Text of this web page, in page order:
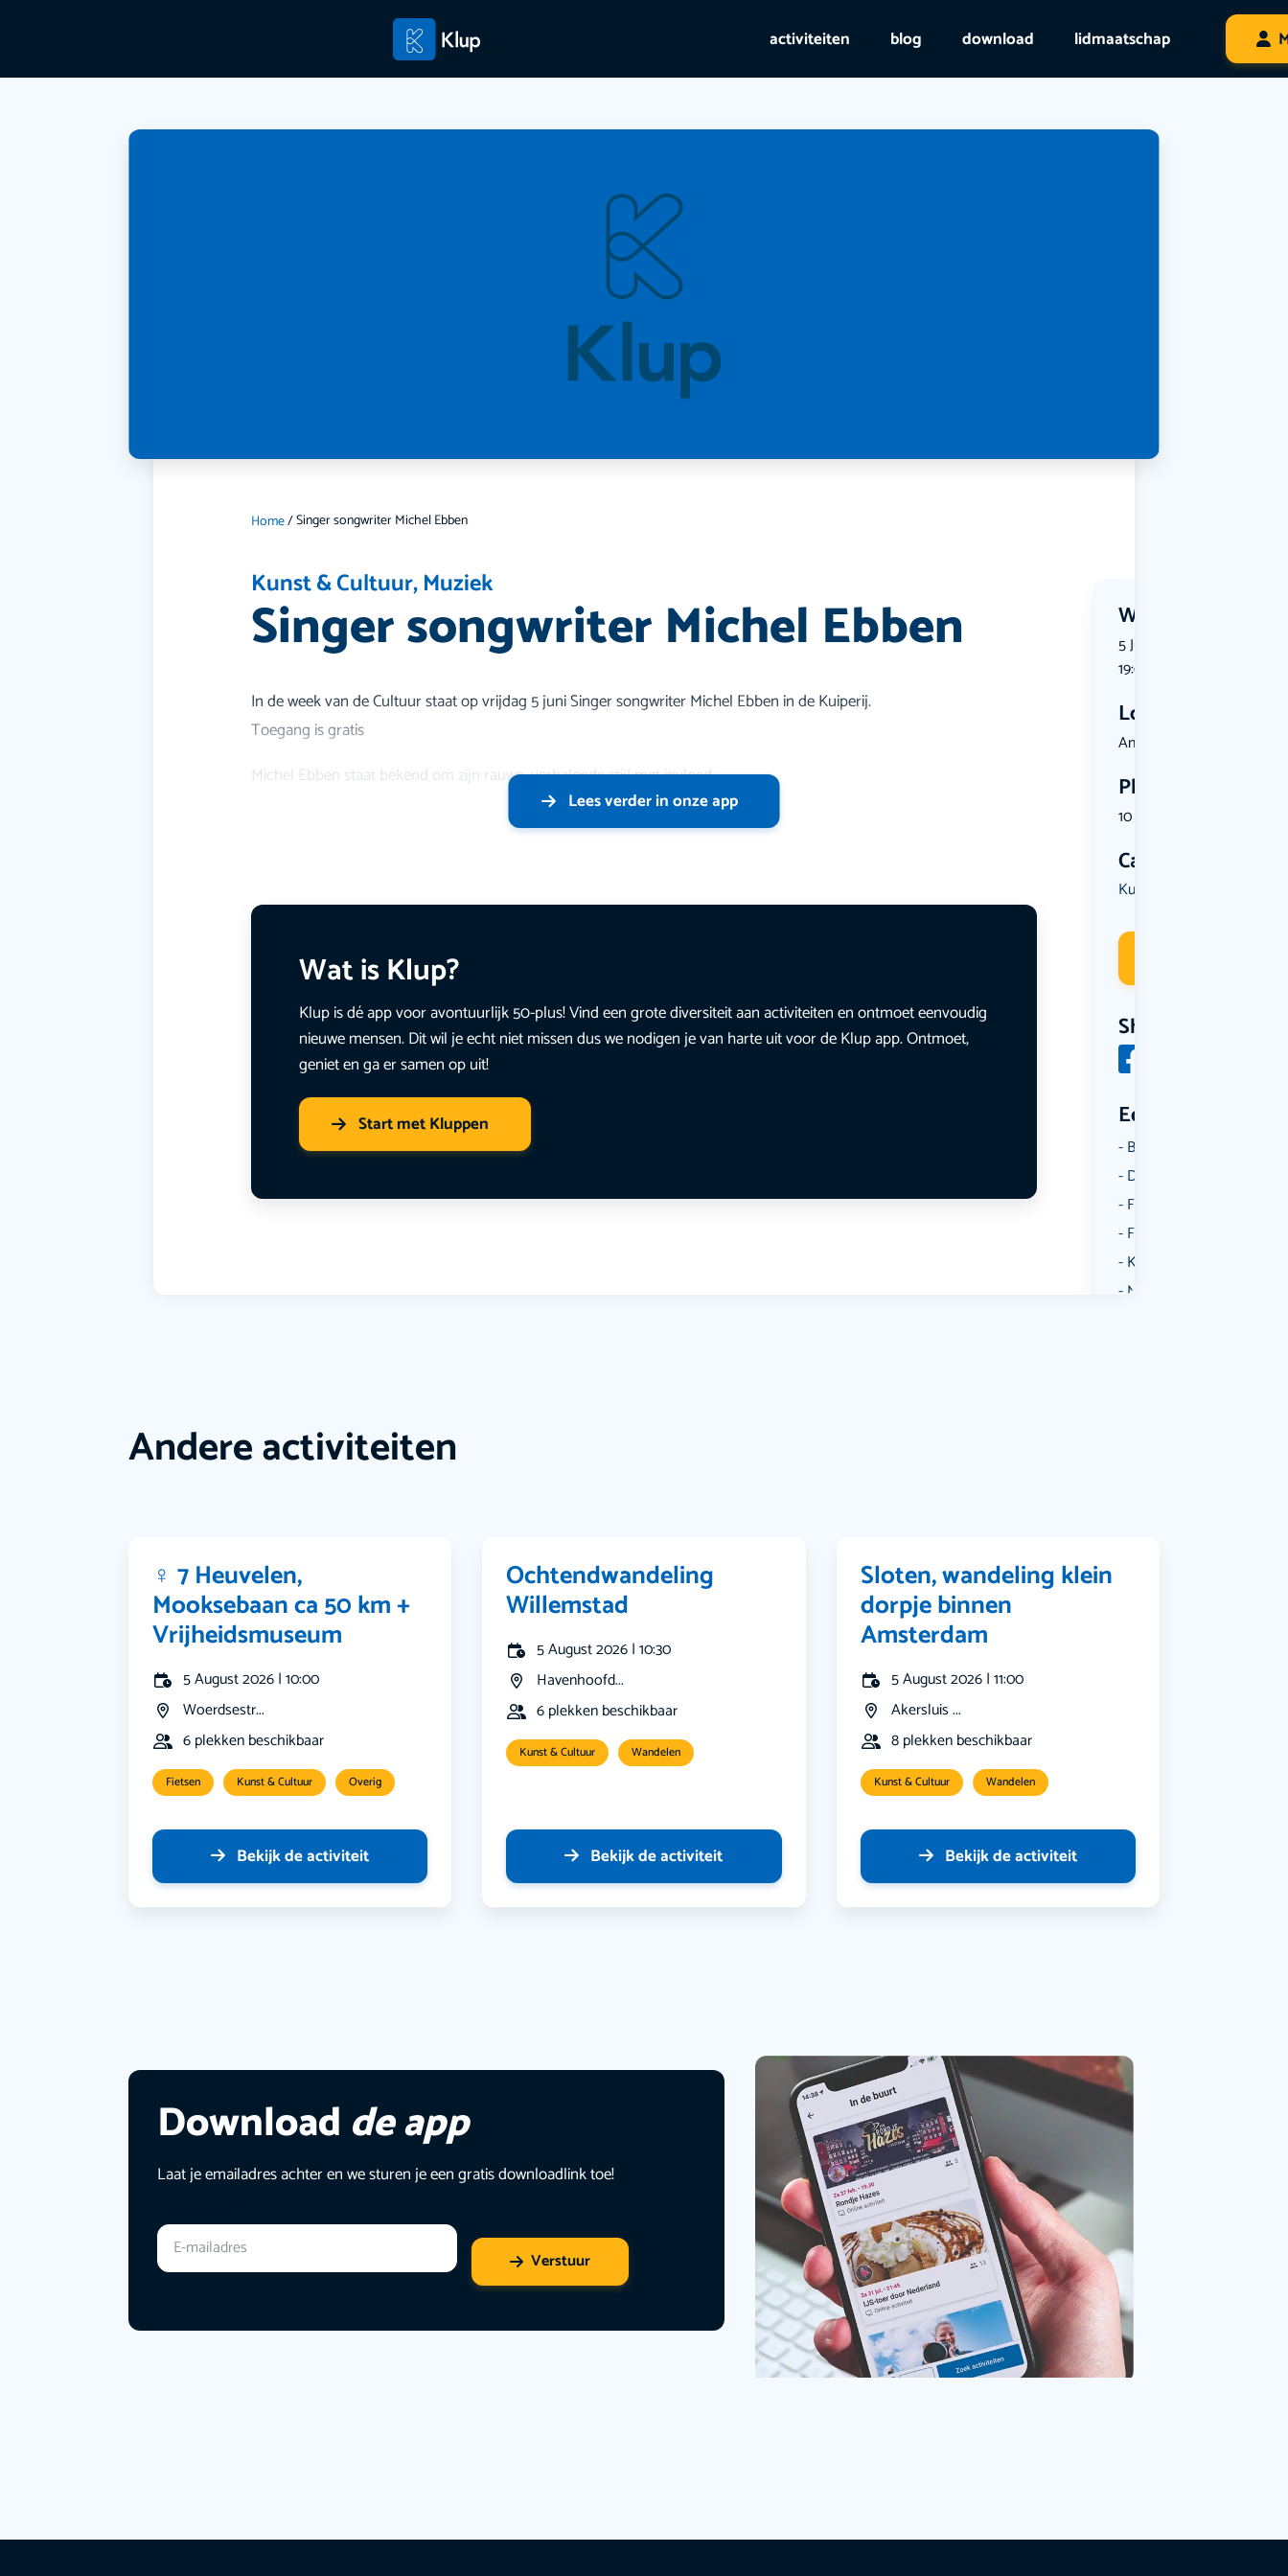
activiteiten blog download lidmaatschap
Home/Singer songwriter Michel Ebben
Kunst & Cultuur,Muziek
Singer songwriter Michel Ebben Wanneer?
5 June 2026 | 16:30 tot 5
19:00
Locatie
Ankerstraa...
Plekken
10 plekken beschikbaar
Categorie
Kunst & Cultuur
Share
Een aantal
Borrelen
Dansen
Fietsen
Film
Kunst & Cultuur
Muziek
In de week van de Cultuur staat op vrijdag 5 juni Singer songwriter Michel Ebben in de Kuiperij.
Toegang is gratis
Michel Ebben staat bekend om zijn rauwe, verhalende stijl met invloed
Lees verder in onze app
Wat is Klup?
Klup is dé app voor avontuurlijk 50-plus! Vind een grote diversiteit aan activiteiten en ontmoet eenvoudig
nieuwe mensen. Dit wil je echt niet missen dus we nodigen je van harte uit voor de Klup app. Ontmoet,
geniet en ga er samen op uit!
Start met Kluppen
Andere activiteiten
‍♀️ 7 Heuvelen,
Mooksebaan ca 50 km +
Vrijheidsmuseum
5 August 2026 | 10:00
Woerdsestr...
6 plekken beschikbaar
Fietsen Kunst & Cultuur Overig
Bekijk de activiteit
Ochtendwandeling
Willemstad
5 August 2026 | 10:30
Havenhoofd...
6 plekken beschikbaar
Kunst & Cultuur Wandelen
Bekijk de activiteit
Sloten, wandeling klein
dorpje binnen
Amsterdam
5 August 2026 | 11:00
Akersluis ...
8 plekken beschikbaar
Kunst & Cultuur Wandelen
Bekijk de activiteit
Download de app
Laat je emailadres achter en we sturen je een gratis downloadlink toe!
Verstuur